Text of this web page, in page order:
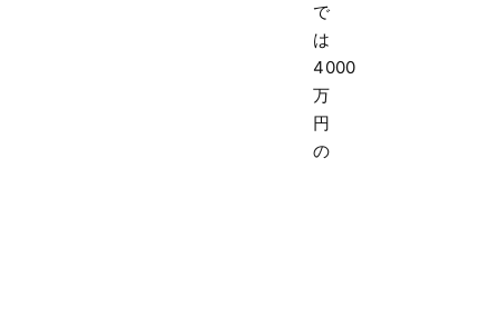
で
は
4000
万
円
の